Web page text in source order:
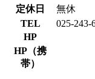
定休日
無休
TEL
025-243-
HP
HP（携
帯）